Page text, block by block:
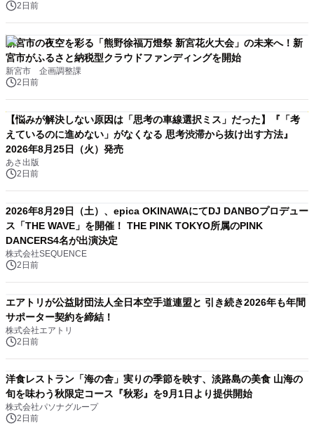
2日前
新宮市の夜空を彩る「熊野徐福万燈祭 新宮花火大会」の未来へ！新
宮市がふるさと納税型クラウドファンディングを開始
新宮市 企画調整課
2日前
【悩みが解決しない原因は「思考の車線選択ミス」だった】『「考
えているのに進めない」がなくなる 思考渋滞から抜け出す方法』
2026年8月25日（火）発売
あさ出版
2日前
2026年8月29日（土）、epica OKINAWAにてDJ DANBOプロデュー
ス「THE WAVE」を開催！ THE PINK TOKYO所属のPINK
DANCERS4名が出演決定
株式会社SEQUENCE
2日前
エアトリが公益財団法人全日本空手道連盟と 引き続き2026年も年間
サポーター契約を締結！
株式会社エアトリ
2日前
洋食レストラン「海の舎」実りの季節を映す、淡路島の美食 山海の
旬を味わう秋限定コース『秋彩』を9月1日より提供開始
株式会社パソナグループ
2日前